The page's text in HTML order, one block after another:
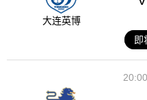
大连英博
即
20:00